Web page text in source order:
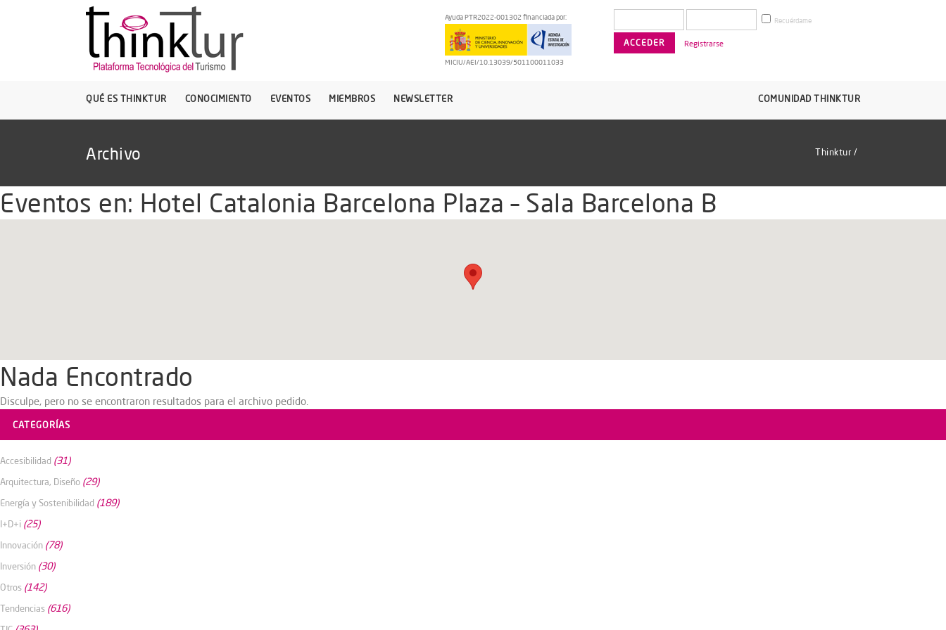
Ayuda PTR2022-001302 financiada por:
MICIU/AEI/10.13039/501100011033
Recuérdame
Registrarse
QUÉ ES THINKTUR CONOCIMIENTO EVENTOS MIEMBROS NEWSLETTER COMUNIDAD THINKTUR
Archivo Thinktur /
Eventos en: Hotel Catalonia Barcelona Plaza – Sala Barcelona B
Nada Encontrado
Disculpe, pero no se encontraron resultados para el archivo pedido.
CATEGORÍAS
Accesibilidad (31)
Arquitectura, Diseño (29)
Energía y Sostenibilidad (189)
I+D+i (25)
Innovación (78)
Inversión (30)
Otros (142)
Tendencias (616)